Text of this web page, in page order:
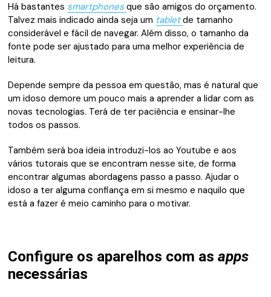
Há bastantes smartphones que são amigos do orçamento.
Talvez mais indicado ainda seja um tablet de tamanho
considerável e fácil de navegar. Além disso, o tamanho da
fonte pode ser ajustado para uma melhor experiência de
leitura.
Depende sempre da pessoa em questão, mas é natural que
um idoso demore um pouco mais a aprender a lidar com as
novas tecnologias. Terá de ter paciência e ensinar-lhe
todos os passos.
Também será boa ideia introduzi-los ao Youtube e aos
vários tutorais que se encontram nesse site, de forma
encontrar algumas abordagens passo a passo. Ajudar o
idoso a ter alguma confiança em si mesmo e naquilo que
está a fazer é meio caminho para o motivar.
Configure os aparelhos com asapps
necessárias